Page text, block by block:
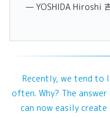
— YOSHIDA Hiroshi
Recently, we tend to
often. Why? The
can now easily